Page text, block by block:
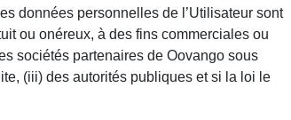
données personnelles de l’Utilisateur sont
ou onéreux, à des fins commerciales ou
sociétés partenaires de Oovango sous
(iii) des autorités publiques et si la loi le